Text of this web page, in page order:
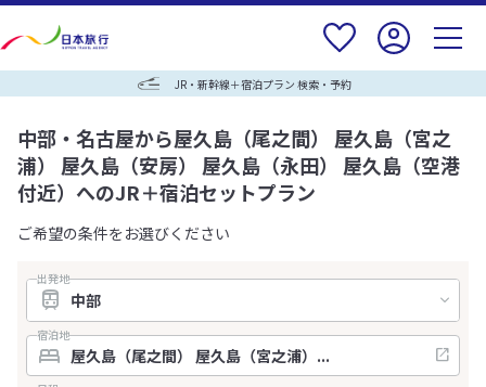
JR・新幹線＋宿泊プラン 検索・予約
中部・名古屋から屋久島（尾之間） 屋久島（宮之
浦） 屋久島（安房） 屋久島（永田） 屋久島（空港
付近）へのJR＋宿泊セットプラン
ご希望の条件をお選びください
出発地
宿泊地